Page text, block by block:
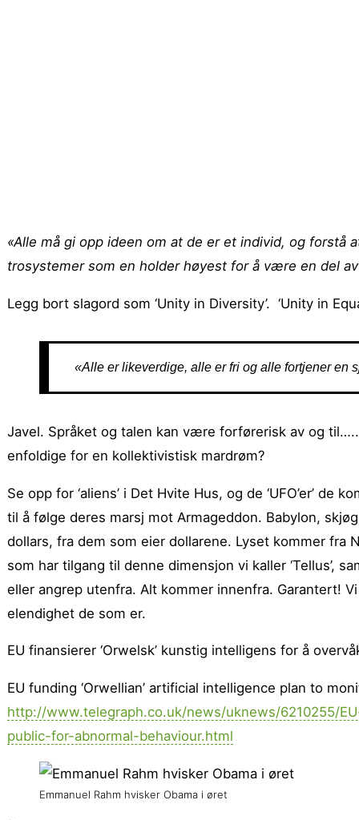
«Alle må gi opp ideen om at de er et individ, og forstå
trosystemer som en holder høyest for å være en del
Legg bort slagord som ‘Unity in Diversity’. ‘Unity in
«Alle er likeverdige, alle er fri og alle fortjener
Javel. Språket og talen kan være forførerisk av og
enfoldige for en kollektivistisk mardrøm?
Se opp for ‘aliens’ i Det Hvite Hus, og de ‘UFO’er’
til å følge deres marsj mot Armageddon. Babylon,
dollars, fra dem som eier dollarene. Lyset kommer fra
som har tilgang til denne dimensjon vi kaller ‘Tellus’,
eller angrep utenfra. Alt kommer innenfra. Garantert!
elendighet de som er.
EU finansierer ‘Orwelsk’ kunstig intelligens for å
EU funding ‘Orwellian’ artificial intelligence plan to
http://www.telegraph.co.uk/news/uknews/6210255/
public-for-abnormal-behaviour.html
Emmanuel Rahm hvisker Obama i øret